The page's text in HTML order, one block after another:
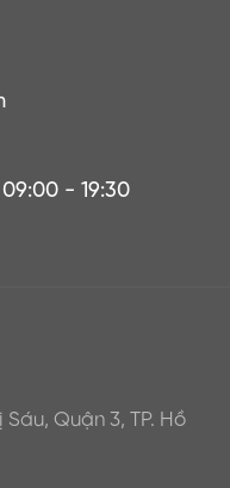
- 19:30
Quận 3, TP. Hồ